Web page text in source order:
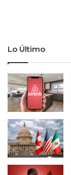
Lo Último